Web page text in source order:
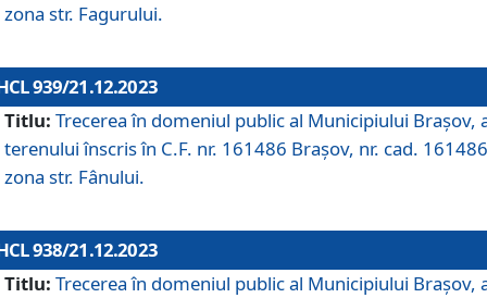
zona str. Fagurului.
939/21.12.2023
Titlu: Trecerea în domeniul public al Municipiului Braşov,
terenului înscris în C.F. nr. 161486 Brașov, nr. cad.
zona str. Fânului.
938/21.12.2023
Titlu: Trecerea în domeniul public al Municipiului Braşov,